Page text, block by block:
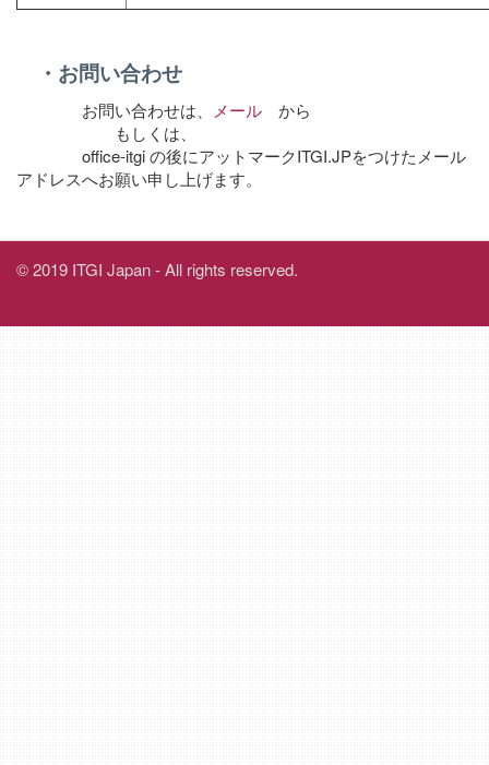
・お問い合わせ
お問い合わせは、 メール から
もしくは、
office-itgi の後にアットマークITGI.JPをつけたメール
アドレスへお願い申し上げます。
© 2019 ITGI Japan - All rights reserved.